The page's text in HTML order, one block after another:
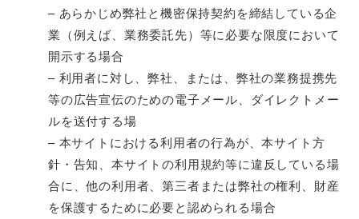
– あらかじめ弊社と機密保持契約を締結している企
業（例えば、業務委託先）等に必要な限度において
開示する場合
– 利用者に対し、弊社、または、弊社の業務提携先
等の広告宣伝のための電子メール、ダイレクトメー
ルを送付する場
– 本サイトにおける利用者の行為が、本サイト方
針・告知、本サイトの利用規約等に違反している場
合に、他の利用者、第三者または弊社の権利、財産
を保護するために必要と認められる場合